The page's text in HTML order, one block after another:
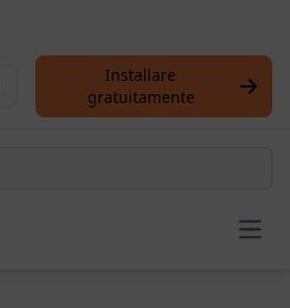
Installare
gratuitamente